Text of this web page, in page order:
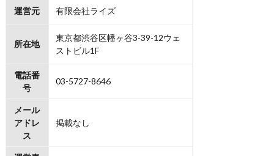
運営元 有限会社ライズ
所在地
東京都渋谷区幡ヶ谷3-39-12ウェ
ストビル1F
電話番
号
03-5727-8646
メール
アドレ
ス
掲載なし